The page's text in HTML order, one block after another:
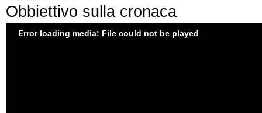
Obbiettivo sulla cronaca
Error loading media: File could not be played